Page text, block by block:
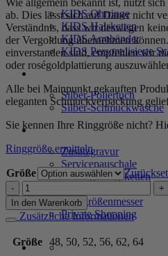
KIDS Ohrringe
KIDS Halsketten
KIDS Armbänder
KIDS Personalisierte
PRODUKTPFLEGE
Silber-Poliertuch
Silber-Schmuckwäsche
SERVICE
Zusatzgravur
Servicepauschale
Verlängerungsketten
Ringgrößenmesser
Private Shopping
Wie allgemein bekannt ist, nutzt
ab. Dies lässt sich auf Dauer nicht
Verständnis, dass wir deswegen
der Vergoldung übernehmen
einverstanden sind, empfehlen wir
oder roségoldplattierung
Alle bei Mainpunkt gekauften
eleganten Schmuckverpackung
Sie kennen Ihre Ringgröße nicht?
Ringgröße ermitteln
Größe
Ring
"Ilaria"
aus
925
Sterling
Silber,
In den Warenkorb
Zusätzliche Informationen
Größe 48, 50, 52, 56, 62, 64